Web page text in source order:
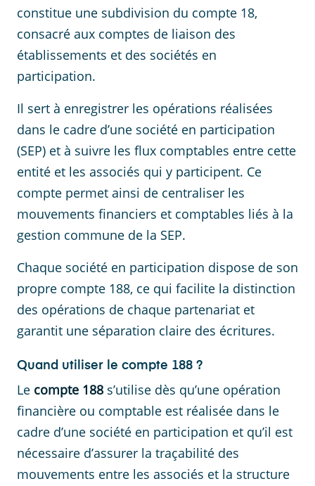
constitue une subdivision du compte 18,
consacré aux comptes de liaison des
établissements et des sociétés en
participation.
Il sert à enregistrer les opérations réalisées
dans le cadre d’une société en participation
(SEP) et à suivre les flux comptables entre cette
entité et les associés qui y participent. Ce
compte permet ainsi de centraliser les
mouvements financiers et comptables liés à la
gestion commune de la SEP.
Chaque société en participation dispose de son
propre compte 188, ce qui facilite la distinction
des opérations de chaque partenariat et
garantit une séparation claire des écritures.
Quand utiliser le compte 188 ?
Le compte 188 s’utilise dès qu’une opération
financière ou comptable est réalisée dans le
cadre d’une société en participation et qu’il est
nécessaire d’assurer la traçabilité des
mouvements entre les associés et la structure